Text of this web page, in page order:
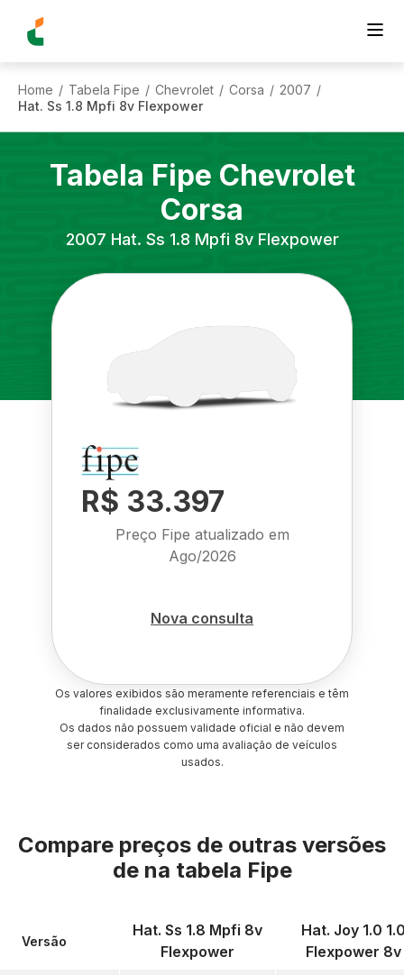
Home / Tabela Fipe / Chevrolet / Corsa / 2007 /
Hat. Ss 1.8 Mpfi 8v Flexpower
Tabela Fipe Chevrolet
Corsa
2007 Hat. Ss 1.8 Mpfi 8v Flexpower
R$ 33.397
Preço Fipe atualizado em
Ago/2026
Nova consulta
Os valores exibidos são meramente referenciais e têm
finalidade exclusivamente informativa.
Os dados não possuem validade oficial e não devem
ser considerados como uma avaliação de veículos
usados.
Compare preços de outras versões
de na tabela Fipe
Versão
Hat. Ss 1.8 Mpfi 8v
Flexpower
Hat. Joy 1.0
Flexpower 8v